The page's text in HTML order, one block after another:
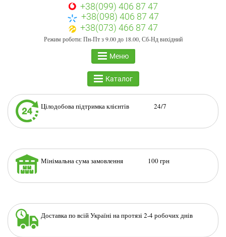
+38(099) 406 87 47
+38(098) 406 87 47
+38(073) 466 87 47
Режим роботи: Пн-Пт з 9.00 до 18.00, Сб-Нд вихідний
Меню
Каталог
Цілодобова підтримка клієнтів 24/7
Мінімальна сума замовлення 100 грн
Доставка по всій Україні на протязі 2-4 робочих днів